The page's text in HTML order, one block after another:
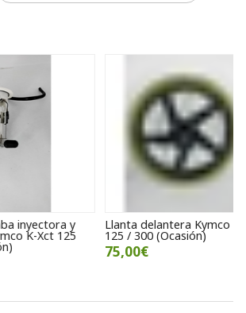
y
Xct 125
Llanta delantera Kymco K-Xct
125 / 300 (Ocasión)
75,00€